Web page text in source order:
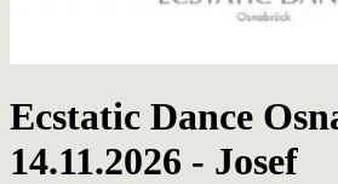
Ecstatic Dance
14.11.2026 - Josef